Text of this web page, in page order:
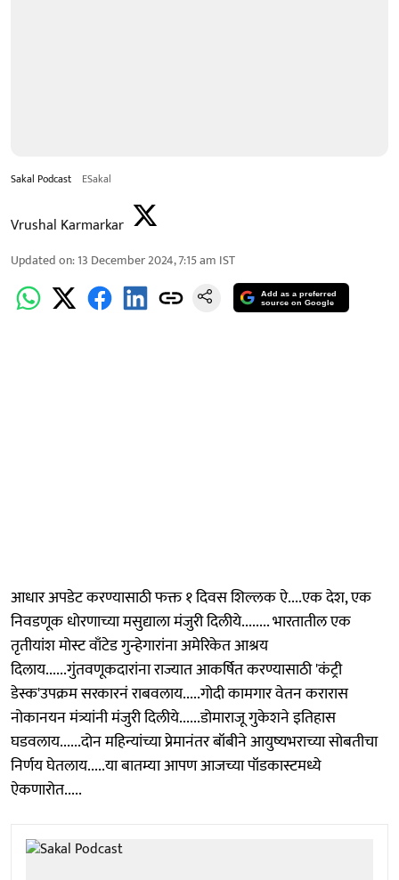
Sakal Podcast ESakal
Vrushal Karmarkar
Updated on:13 December 2024, 7:15 am IST
Add as a preferred
source on Google
आधार अपडेट करण्यासाठी फक्त १ दिवस शिल्लक ऐ....एक देश, एक
निवडणूक धोरणाच्या मसुद्याला मंजुरी दिलीये........ भारतातील एक
तृतीयांश मोस्ट वाँटेड गुन्हेगारांना अमेरिकेत आश्रय
दिलाय......गुंतवणूकदारांना राज्यात आकर्षित करण्यासाठी 'कंट्री
डेस्क'उपक्रम सरकारनं राबवलाय.....गोदी कामगार वेतन करारास
नोकानयन मंत्र्यांनी मंजुरी दिलीये......डोमाराजू गुकेशने इतिहास
घडवलाय......दोन महिन्यांच्या प्रेमानंतर बॉबीने आयुष्यभराच्या सोबतीचा
निर्णय घेतलाय.....या बातम्या आपण आजच्या पॉडकास्टमध्ये
ऐकणारोत.....